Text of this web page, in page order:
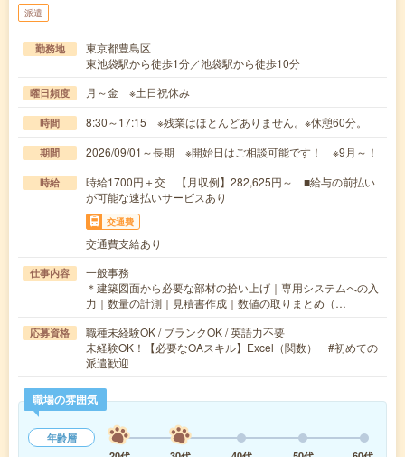
派遣
勤務地
東京都豊島区
東池袋駅から徒歩1分／池袋駅から徒歩10分
曜日頻度 月～金 ※土日祝休み
時間 8:30～17:15 ※残業はほとんどありません。※休憩60分。
期間 2026/09/01～長期 ※開始日はご相談可能です！ ※9月～！
時給
時給1700円＋交 【月収例】282,625円～ ■給与の前払い
が可能な速払いサービスあり
交通費
交通費支給あり
仕事内容
一般事務
＊建築図面から必要な部材の拾い上げ｜専用システムへの入
力｜数量の計測｜見積書作成｜数値の取りまとめ（…
応募資格
職種未経験OK / ブランクOK / 英語力不要
未経験OK！【必要なOAスキル】Excel（関数） #初めての
派遣歓迎
職場の雰囲気
年齢層